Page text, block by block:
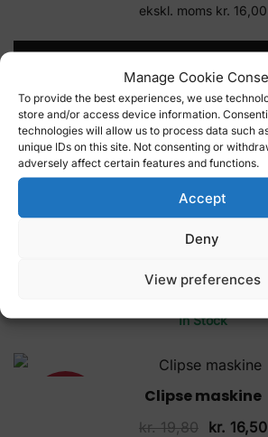
Manage Cookie
To provide the best experiences, we use
store and/or access device information.
technologies will allow us to process data such
unique IDs on this site. Not consenting or
adversely affect certain features and functions.
Accept
Deny
View preferences
var:
kr.
ekskl. moms kr. 16,00
In Stock
17% Clipse maskine
7,80 Den
var:
kr.6,50
er:
TILFØJ TIL KURV
In Stock
Clipse maskine
kr.19,80 Den
kr. 16,50